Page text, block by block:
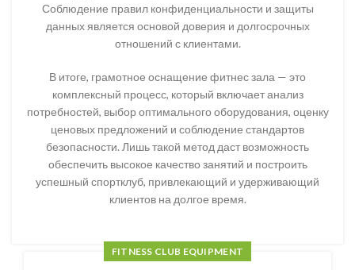
Соблюдение правил конфиденциальности и защиты
данных является основой доверия и долгосрочных
отношений с клиентами.
В итоге, грамотное оснащение фитнес зала — это
комплексный процесс, который включает анализ
потребностей, выбор оптимального оборудования, оценку
ценовых предложений и соблюдение стандартов
безопасности. Лишь такой метод даст возможность
обеспечить высокое качество занятий и построить
успешный спортклуб, привлекающий и удерживающий
клиентов на долгое время.
FITNESS CLUB EQUIPMENT